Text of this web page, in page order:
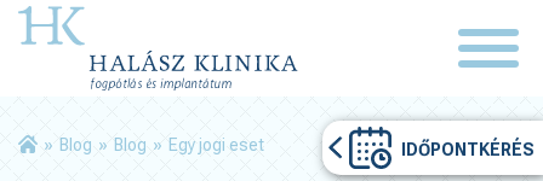
IDŐPONTKÉRÉS
» Blog » Blog » Egy jogi eset